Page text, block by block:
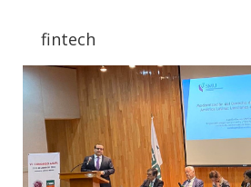
fintech